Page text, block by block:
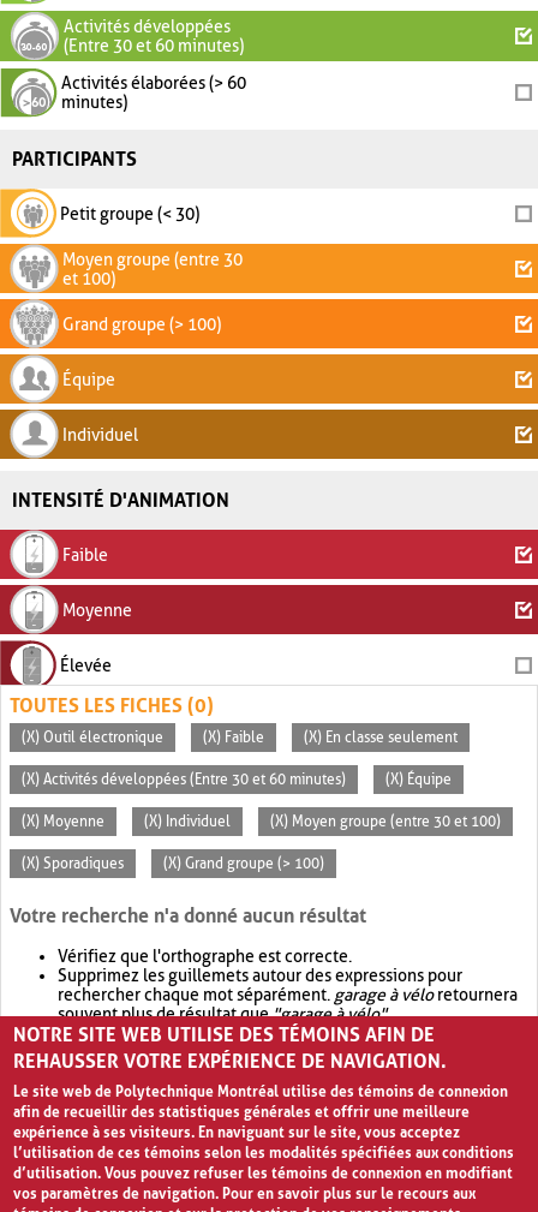
Activités développées
(Entre 30 et 60 minutes)
Activités élaborées (> 60
minutes)
PARTICIPANTS
Petit groupe (< 30)
Moyen groupe (entre 30
et 100)
Grand groupe (> 100)
Équipe
Individuel
INTENSITÉ D'ANIMATION
Faible
Moyenne
Élevée
TOUTES LES FICHES (0)
(X) Outil électronique (X) Faible (X) En classe seulement
(X) Activités développées (Entre 30 et 60 minutes) (X) Équipe
(X) Moyenne (X) Individuel (X) Moyen groupe (entre 30 et 100)
(X) Sporadiques (X) Grand groupe (> 100)
Votre recherche n'a donné aucun résultat
Vérifiez que l'orthographe est correcte.
Supprimez les guillemets autour des expressions pour
rechercher chaque mot séparément. garage à véloretournera
souvent plus de résultat que"garage à vélo".
Envisagez d'élargir votre recherche avec OR.garage OR vélo
retournera souvent plus de résultat quegarage à vélo
NOTRE SITE WEB UTILISE DES TÉMOINS AFIN DE
REHAUSSER VOTRE EXPÉRIENCE DE NAVIGATION.
Le site web de Polytechnique Montréal utilise des témoins de connexion
afin de recueillir des statistiques générales et offrir une meilleure
expérience à ses visiteurs. En naviguant sur le site, vous acceptez
l’utilisation de ces témoins selon les modalités spécifiées aux conditions
d’utilisation. Vous pouvez refuser les témoins de connexion en modifiant
vos paramètres de navigation. Pour en savoir plus sur le recours aux